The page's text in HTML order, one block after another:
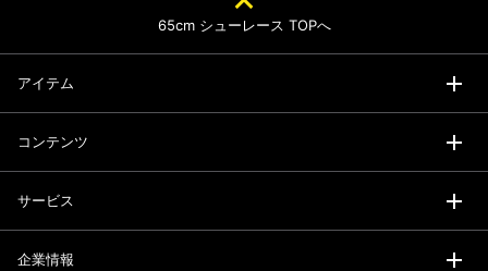
65cm シューレース TOPへ
アイテム
コンテンツ
サービス
企業情報